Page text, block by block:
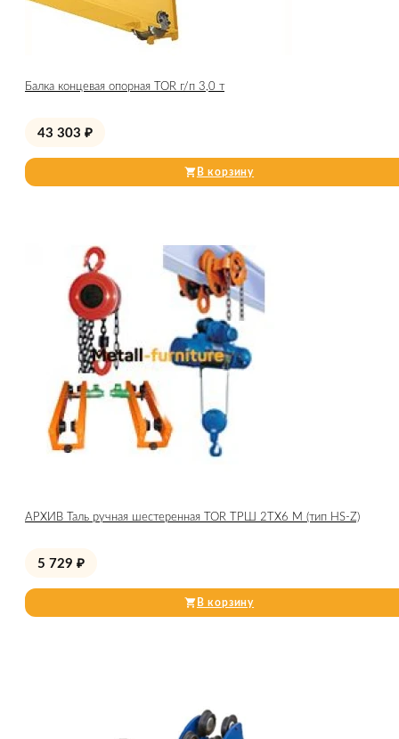
Балка концевая опорная TOR г/п 3,0 т
43 303 ₽
В корзину
АРХИВ Таль ручная шестеренная TOR ТРШ 2ТХ6 М (тип HS-Z)
5 729 ₽
В корзину